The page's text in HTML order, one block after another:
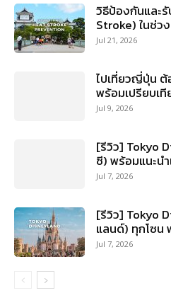
วิธีป้องกันและ
Stroke) ในช่
Jul 21, 2026
ไปเที่ยวญี่ปุ่น ต้
พร้อมเปรียบเ
Jul 9, 2026
[รีวิว] Tokyo
ซี) พร้อมแนะน
Jul 7, 2026
[รีวิว] Tokyo
แลนด์) ทุกโซน
Jul 7, 2026